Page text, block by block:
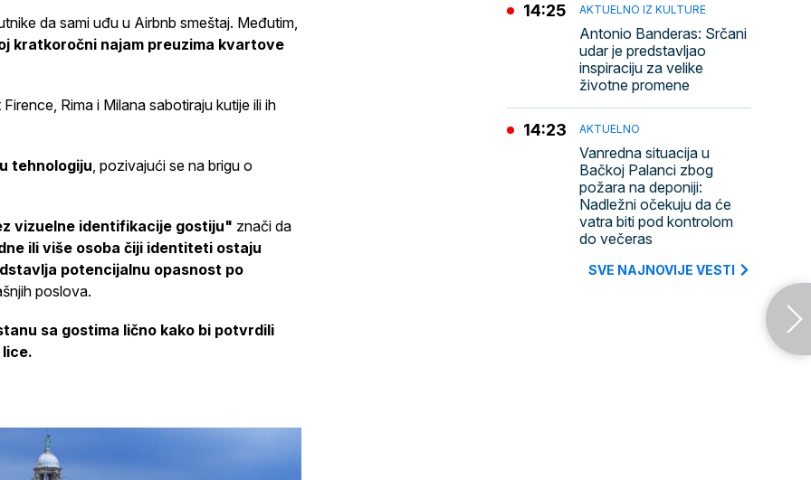
da sami uđu u Airbnb smeštaj. Međutim,
kratkoročni najam preuzima kvartove
Rima i Milana sabotiraju kutije ili ih
tehnologiju, pozivajući se na brigu o
vizuelne identifikacije gostiju" znači da
ili više osoba čiji identiteti ostaju
potencijalnu opasnost po
poslova.
sa gostima lično kako bi potvrdili
AKTUELNO IZ KULTURE
Antonio Banderas: Srčani
udar je predstavljao
inspiraciju za velike
životne promene
14:25
AKTUELNO
Vanredna situacija u
Bačkoj Palanci zbog
požara na deponiji:
Nadležni očekuju da će
vatra biti pod kontrolom
do večeras
14:23
SVE NAJNOVIJE VESTI